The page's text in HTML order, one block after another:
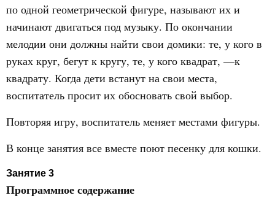
по одной геометрической фигуре, называют их и
начинают двигаться под музыку. По окончании
мелодии они должны найти свои домики: те, у кого в
руках круг, бегут к кругу, те, у кого квадрат, —к
квадрату. Когда дети встанут на свои места,
воспитатель просит их обосновать свой выбор.
Повторяя игру, воспитатель меняет местами фигуры.
В конце занятия все вместе поют песенку для кошки.
Занятие 3
Программное содержание